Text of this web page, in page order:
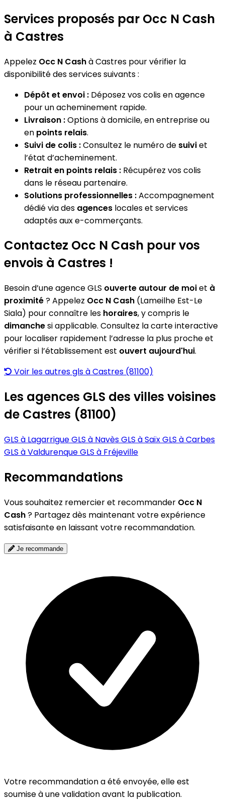
Services proposés par Occ N Cash
à Castres
Appelez Occ N Cashà Castres pour vérifier la
disponibilité des services suivants :
Dépôt et envoi : Déposez vos colis en agence
pour un acheminement rapide.
Livraison :Options à domicile, en entreprise ou
en points relais.
Suivi de colis :Consultez le numéro de suiviet
l’état d’acheminement.
Retrait en points relais : Récupérez vos colis
dans le réseau partenaire.
Solutions professionnelles :Accompagnement
dédié via des agences locales et services
adaptés aux e-commerçants.
Contactez Occ N Cash pour vos
envois à Castres !
Besoin d’une agence GLS ouverte autour de moiet à
proximité? Appelez Occ N Cash (Lameilhe Est-Le
Siala) pour connaître les horaires, y compris le
dimanchesi applicable. Consultez la carte interactive
pour localiser rapidement l’adresse la plus proche et
vérifier si l’établissement est ouvert aujourd'hui.
Voir les autres gls à Castres (81100)
Les agences GLS des villes voisines
de Castres (81100)
GLS à LagarrigueGLS à NavèsGLS à SaïxGLS à Carbes
GLS à ValdurenqueGLS à Fréjeville
Recommandations
Vous souhaitez remercier et recommander Occ N
Cash? Partagez dès maintenant votre expérience
satisfaisante en laissant votre recommandation.
Je recommande
Votre recommandation a été envoyée, elle est
soumise à une validation avant la publication.